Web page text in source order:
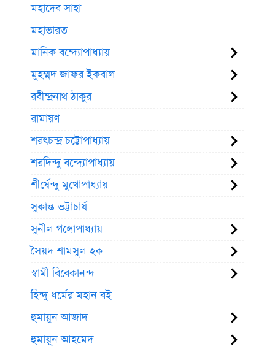
মহাদেব সাহা
মহাভারত
মানিক বন্দ্যোপাধ্যায়
মুহম্মদ জাফর ইকবাল
রবীন্দ্রনাথ ঠাকুর
রামায়ণ
শরৎচন্দ্র চট্টোপাধ্যায়
শরদিন্দু বন্দ্যোপাধ্যায়
শীর্ষেন্দু মুখোপাধ্যায়
সুকান্ত ভট্টাচার্য
সুনীল গঙ্গোপাধ্যায়
সৈয়দ শামসুল হক
স্বামী বিবেকানন্দ
হিন্দু ধর্মের মহান বই
হুমায়ুন আজাদ
হুমায়ূন আহমেদ